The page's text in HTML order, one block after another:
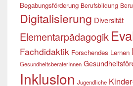
Begabungsförderung Berufsbildung
Digitalisierung Diversität
Elementarpädagogik
Fachdidaktik Forschendes Lernen
GesundheitsberaterInnen
Inklusion Jugendliche